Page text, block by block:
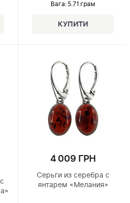
Вага: 5.71 грам
4 009 ГРН
Серьги из серебра с
янтарем «Мелания»